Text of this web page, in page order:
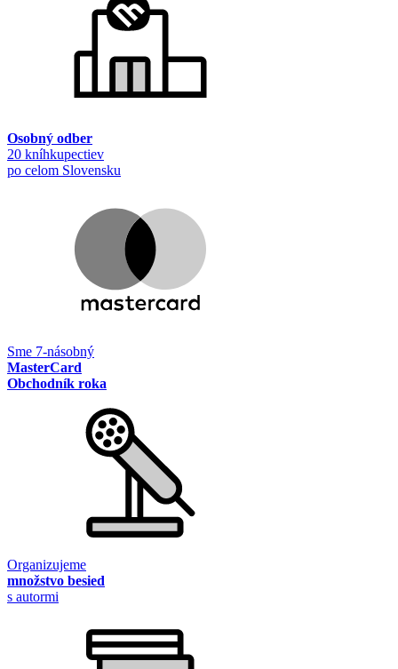
Osobný odber
20 kníhkupectiev
po celom Slovensku
Sme 7-násobný
MasterCard
Obchodník roka
Organizujeme
množstvo besied
s autormi